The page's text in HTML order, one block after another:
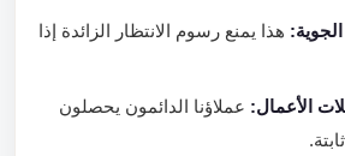
هذا يمنع رسوم الانتظار الزائدة إذا
الأعمال:عملاؤنا الدائمون يحصلون